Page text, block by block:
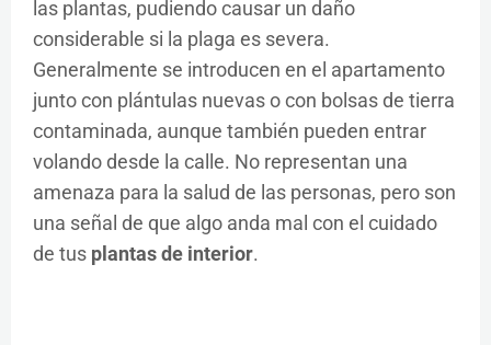
las plantas, pudiendo causar un daño
considerable si la plaga es severa.
Generalmente se introducen en el apartamento
junto con plántulas nuevas o con bolsas de tierra
contaminada, aunque también pueden entrar
volando desde la calle. No representan una
amenaza para la salud de las personas, pero son
una señal de que algo anda mal con el cuidado
de tus plantas de interior.